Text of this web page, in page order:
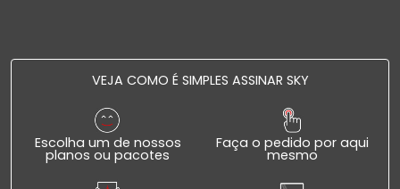
VEJA COMO É SIMPLES ASSINAR SKY
Escolha um de nossos
planos ou pacotes
Faça o pedido por aqui
mesmo